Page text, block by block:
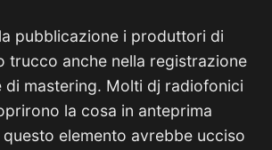
pubblicazione i produttori di
trucco anche nella registrazione
di mastering. Molti dj radiofonici
la cosa in anteprima
elemento avrebbe ucciso